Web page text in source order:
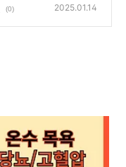
(0) 2025.01.14